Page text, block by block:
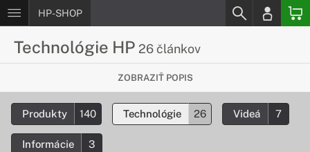
HP-SHOP
Technológie HP 26 článkov
Chceš vedieť viac o inovatívnych HP
technológiach?
Podrobné informácie o moderných technológiach, ktoré sú
použíte v produktoch od spoločnosti HP.
ZOBRAZIŤ POPIS
Produkty 140 Technológie 26 Videá 7
Informácie 3